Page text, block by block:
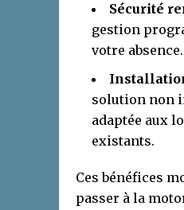
Sécurité
gestion
votre absence.
solution non
adaptée aux
existants.
Ces bénéfices
passer à la